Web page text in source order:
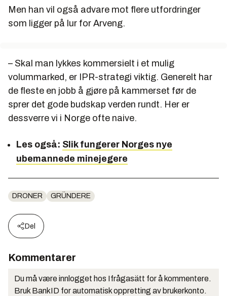
Men han vil også advare mot flere utfordringer
som ligger på lur for Arveng.
– Skal man lykkes kommersielt i et mulig
volummarked, er IPR-strategi viktig. Generelt har
de fleste en jobb å gjøre på kammerset før de
sprer det gode budskap verden rundt. Her er
dessverre vi i Norge ofte naive.
Les også: Slik fungerer Norges nye
ubemannede minejegere
DRONER GRÜNDERE
Del
Kommentarer
Du må være innlogget hos Ifrågasätt for å kommentere.
Bruk BankID for automatisk oppretting av brukerkonto.